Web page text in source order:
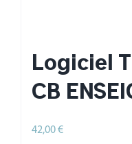
Logiciel
CB
42,00€